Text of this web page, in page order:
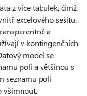
z více tabulek, čímž
excelového sešitu.
a
v kontingenčních
model se
polí a většinou s
seznamu polí
všimnout.